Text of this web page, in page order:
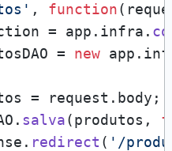
, function(
= app. infra .
= new app.
= request. body ;
salva(produtos,
redirect ( '/